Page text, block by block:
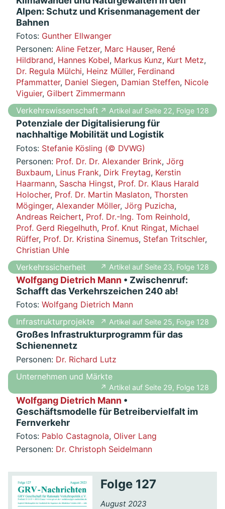
Alpen: Schutz und Krisenmanagement der
Bahnen
Fotos: Gunther Ellwanger
Personen: Aline Fetzer, Marc Hauser, René
Hildbrand, Hannes Kobel, Markus Kunz, Kurt Metz,
Dr. Regula Mülchi, Heinz Müller, Ferdinand
Pfammatter, Daniel Siegen, Damian Steffen, Nicole
Viguier, Gilbert Zimmermann
Verkehrswissenschaft ↗ Artikel auf Seite 22, Folge 128
Potenziale der Digitalisierung für
nachhaltige Mobilität und Logistik
Fotos: Stefanie Kösling (© DVWG)
Personen: Prof. Dr. Dr. Alexander Brink, Jörg
Buxbaum, Linus Frank, Dirk Freytag, Kerstin
Haarmann, Sascha Hingst, Prof. Dr. Klaus Harald
Holocher, Prof. Dr. Martin Maslaton, Thorsten
Möginger, Alexander Möller, Jörg Puzicha,
Andreas Reichert, Prof. Dr.-Ing. Tom Reinhold,
Prof. Gerd Riegelhuth, Prof. Knut Ringat, Michael
Rüffer, Prof. Dr. Kristina Sinemus, Stefan Tritschler,
Christian Uhle
Verkehrssicherheit
↗ Artikel auf Seite 23, Folge 128
Wolfgang Dietrich Mann• Zwischenruf:
Schafft das Verkehrszeichen 240 ab!
Fotos: Wolfgang Dietrich Mann
Infrastrukturprojekte
↗ Artikel auf Seite 25, Folge 128
Großes Infrastrukturprogramm für das
Schienennetz
Personen: Dr. Richard Lutz
Unternehmen und Märkte
↗ Artikel auf Seite 29, Folge 128
Wolfgang Dietrich Mann•
Geschäftsmodelle für Betreibervielfalt im
Fernverkehr
Fotos: Pablo Castagnola, Oliver Lang
Personen: Dr. Christoph Seidelmann
Folge 127
August 2023